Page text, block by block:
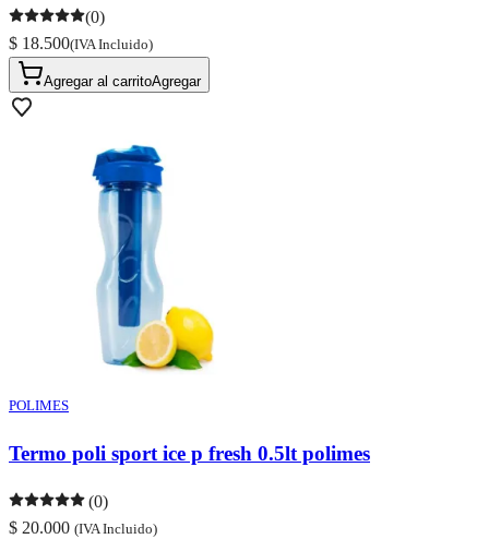
(0)
$ 18.500(IVA Incluido)
Agregar al carritoAgregar
POLIMES
Termo poli sport ice p fresh 0.5lt polimes
(0)
$ 20.000 (IVA Incluido)